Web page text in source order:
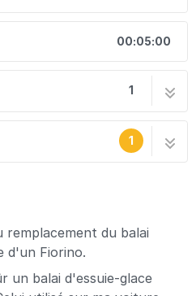
00:05:00
1
3 étapes
1
remplacement du balai
d'un Fiorino.
un balai d'essuie-glace